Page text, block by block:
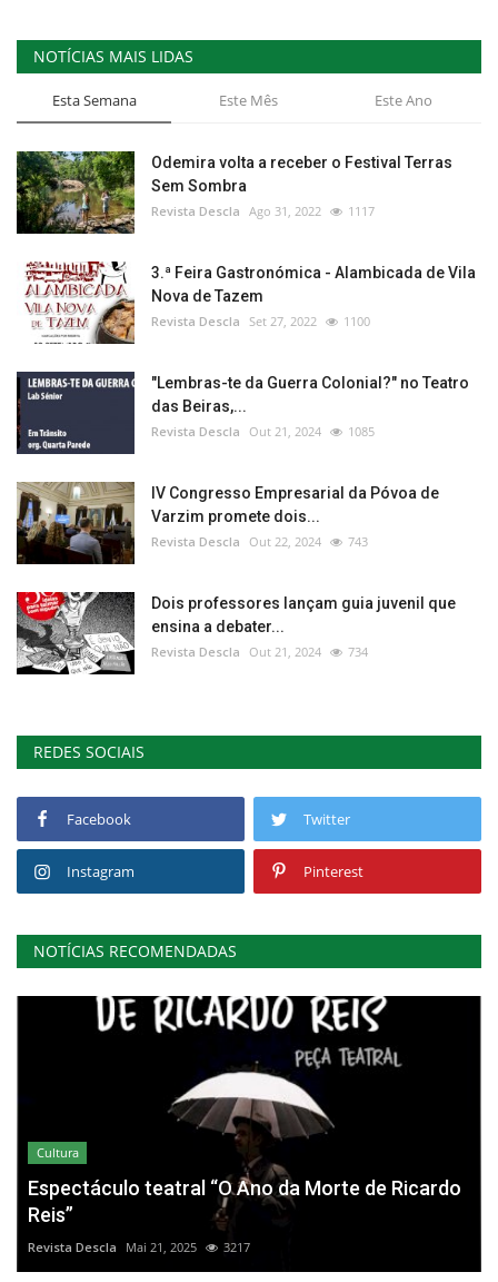
NOTÍCIAS MAIS LIDAS
Esta Semana Este Mês Este Ano
Odemira volta a receber o Festival Terras
Sem Sombra
Revista Descla Ago 31, 2022 1117
3.ª Feira Gastronómica - Alambicada de Vila
Nova de Tazem
Revista Descla Set 27, 2022 1100
"Lembras-te da Guerra Colonial?" no Teatro
das Beiras,...
Revista Descla Out 21, 2024 1085
IV Congresso Empresarial da Póvoa de
Varzim promete dois...
Revista Descla Out 22, 2024 743
Dois professores lançam guia juvenil que
ensina a debater...
Revista Descla Out 21, 2024 734
REDES SOCIAIS
Facebook Twitter
Instagram Pinterest
NOTÍCIAS RECOMENDADAS
Cultura
Espectáculo teatral “O Ano da Morte de Ricardo
Reis”
Revista Descla Mai 21, 2025 3217